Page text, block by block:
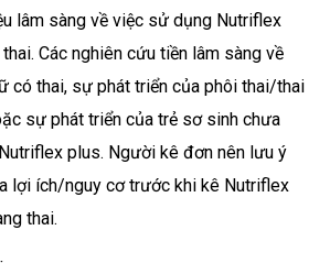
lâm sàng về việc sử dụng Nutriflex
Các nghiên cứu tiền lâm sàng về
có thai, sự phát triển của phôi thai/thai
sự phát triển của trẻ sơ sinh chưa
plus. Người kê đơn nên lưu ý
lợi ích/nguy cơ trước khi kê Nutriflex
thai.